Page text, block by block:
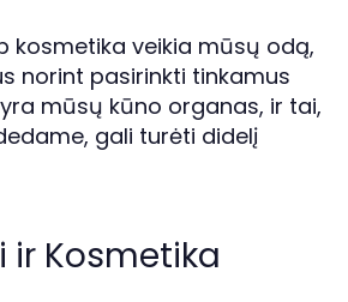
kosmetika veikia mūsų odą,
norint pasirinkti tinkamus
mūsų kūno organas, ir tai,
gali turėti didelį
ir Kosmetika